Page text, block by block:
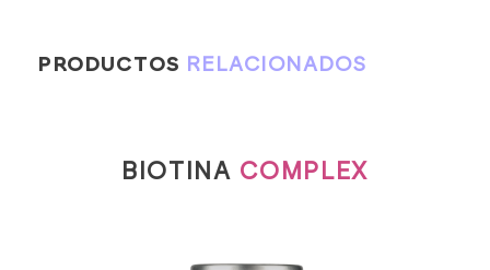
PRODUCTOS RELACIONADOS
BIOTINA COMPLEX